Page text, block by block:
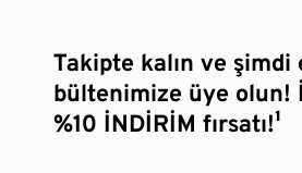
Takipte kalın ve şimdi
bültenimize üye olun!
%10 İNDİRİM fırsatı!¹